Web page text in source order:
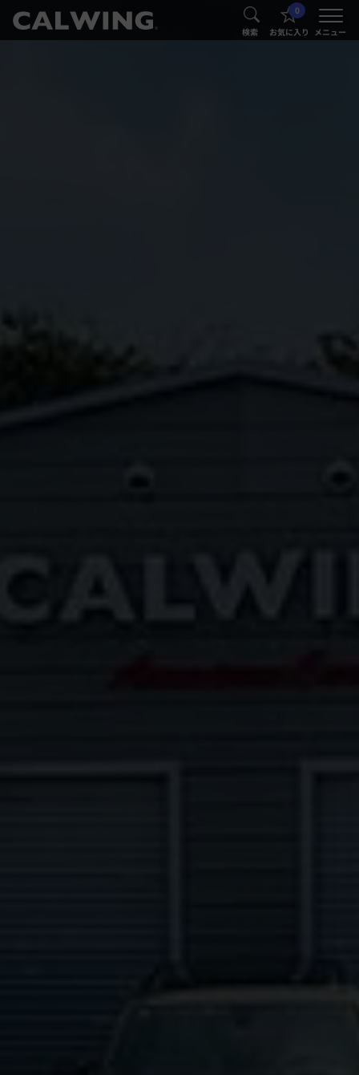
® 検索
0
お気に入り メニュー
®